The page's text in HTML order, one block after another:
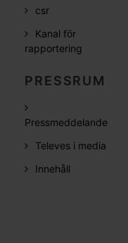
csr
Kanal för
rapportering
PRESSRUM
Pressmeddelande
Televes i media
Innehåll